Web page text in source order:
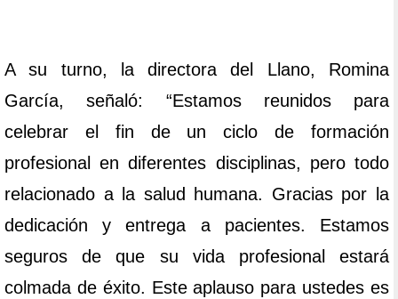
A su turno, la directora del Llano, Romina
García, señaló: “Estamos reunidos para
celebrar el fin de un ciclo de formación
profesional en diferentes disciplinas, pero todo
relacionado a la salud humana. Gracias por la
dedicación y entrega a pacientes. Estamos
seguros de que su vida profesional estará
colmada de éxito. Este aplauso para ustedes es